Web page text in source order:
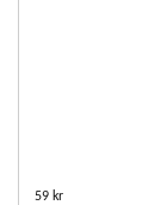
59 kr